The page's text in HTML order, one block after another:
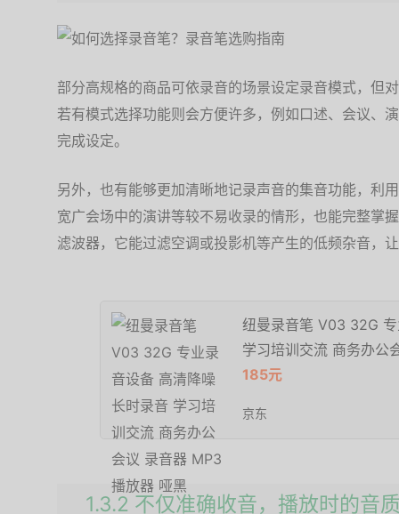
部分高规格的商品可依录音的场景设定录音模式，但
若有模式选择功能则会方便许多，例如口述、会议、
完成设定。
另外，也有能够更加清晰地记录声音的集音功能，利
宽广会场中的演讲等较不易收录的情形，也能完整掌
滤波器，它能过滤空调或投影机等产生的低频杂音，
纽曼录音笔 V03 32G
学习培训交流 商务办公
185元
京东
1.3.2 不仅准确收音，播放时的音